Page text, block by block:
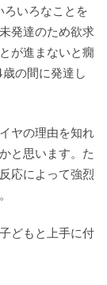
ろいろなことを
発達のため欲求
が進まないと癇
の間に発達し
ヤの理由を知れ
と思います。た
応によって強烈
どもと上手に付